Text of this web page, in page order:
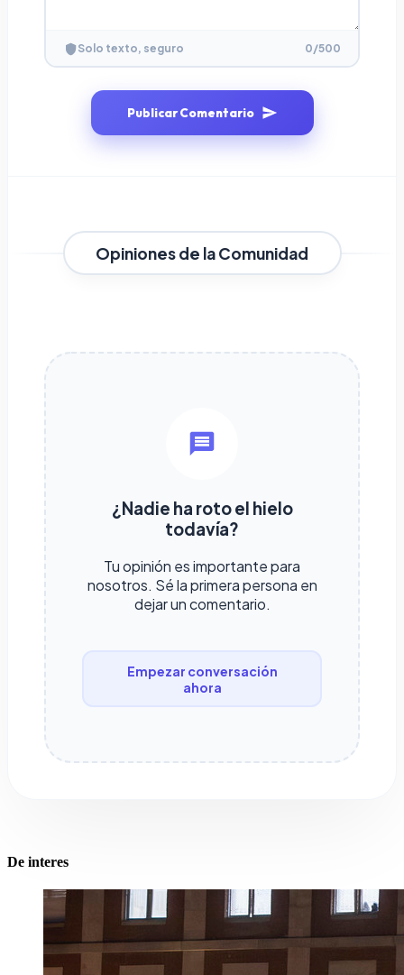
Solo texto, seguro 0/500
Publicar Comentario
Opiniones de la Comunidad
¿Nadie ha roto el hielo
todavía?
Tu opinión es importante para
nosotros. Sé la primera persona en
dejar un comentario.
Empezar conversación
ahora
De interes